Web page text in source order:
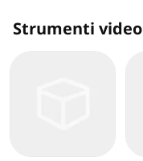
Strumenti video